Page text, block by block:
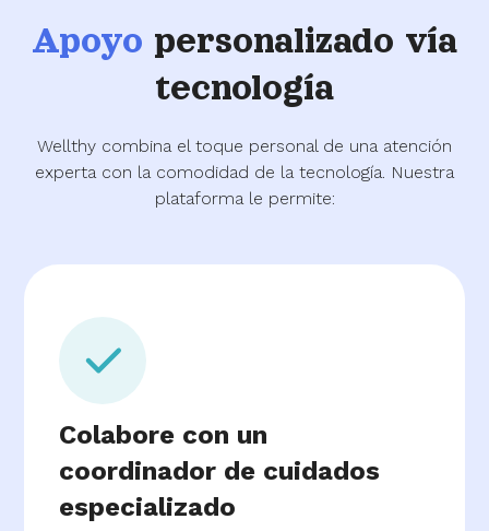
Apoyo personalizado vía
tecnología
Wellthy combina el toque personal de una atención
experta con la comodidad de la tecnología. Nuestra
plataforma le permite:
Colabore con un
coordinador de cuidados
especializado